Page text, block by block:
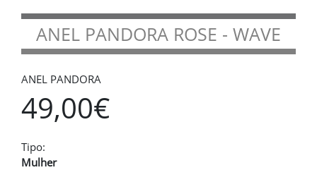
ANEL PANDORA ROSE - WAVE
ANEL PANDORA
49,00€
Tipo:
Mulher